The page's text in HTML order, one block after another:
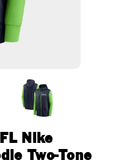
Nike
Two-Tone